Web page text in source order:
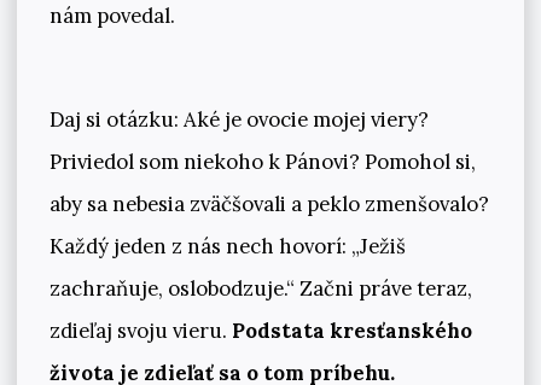
nám povedal.
Daj si otázku: Aké je ovocie mojej viery?
Priviedol som niekoho k Pánovi? Pomohol si,
aby sa nebesia zväčšovali a peklo zmenšovalo?
Každý jeden z nás nech hovorí: „Ježiš
zachraňuje, oslobodzuje.“ Začni práve teraz,
zdieľaj svoju vieru. Podstata kresťanského
života je zdieľať sa o tom príbehu.